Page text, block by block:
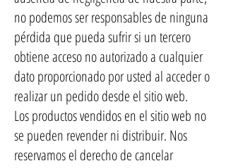
no podemos ser responsables de ninguna
pérdida que pueda sufrir si un tercero
obtiene acceso no autorizado a cualquier
dato proporcionado por usted al acceder o
realizar un pedido desde el sitio web.
Los productos vendidos en el sitio web no
se pueden revender ni distribuir. Nos
reservamos el derecho de cancelar